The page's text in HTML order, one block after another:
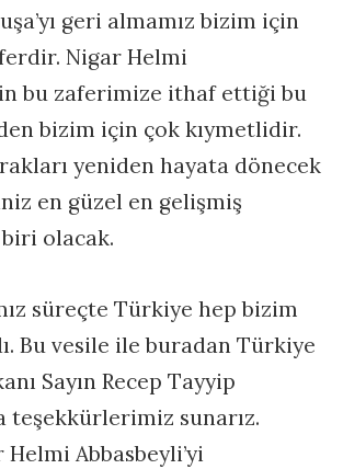
geri almamız bizim için
Nigar Helmi
bu zaferimize ithaf ettiği bu
bizim için çok kıymetlidir.
yeniden hayata dönecek
en güzel en gelişmiş
olacak.
süreçte Türkiye hep bizim
Bu vesile ile buradan Türkiye
Sayın Recep Tayyip
teşekkürlerimiz sunarız.
Abbasbeyli’yi